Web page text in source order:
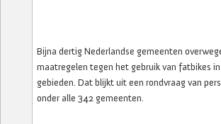
Bijna dertig Nederlandse gemeenten
maatregelen tegen het gebruik van fatbikes
gebieden. Dat blijkt uit een rondvraag van
onder alle 342 gemeenten.